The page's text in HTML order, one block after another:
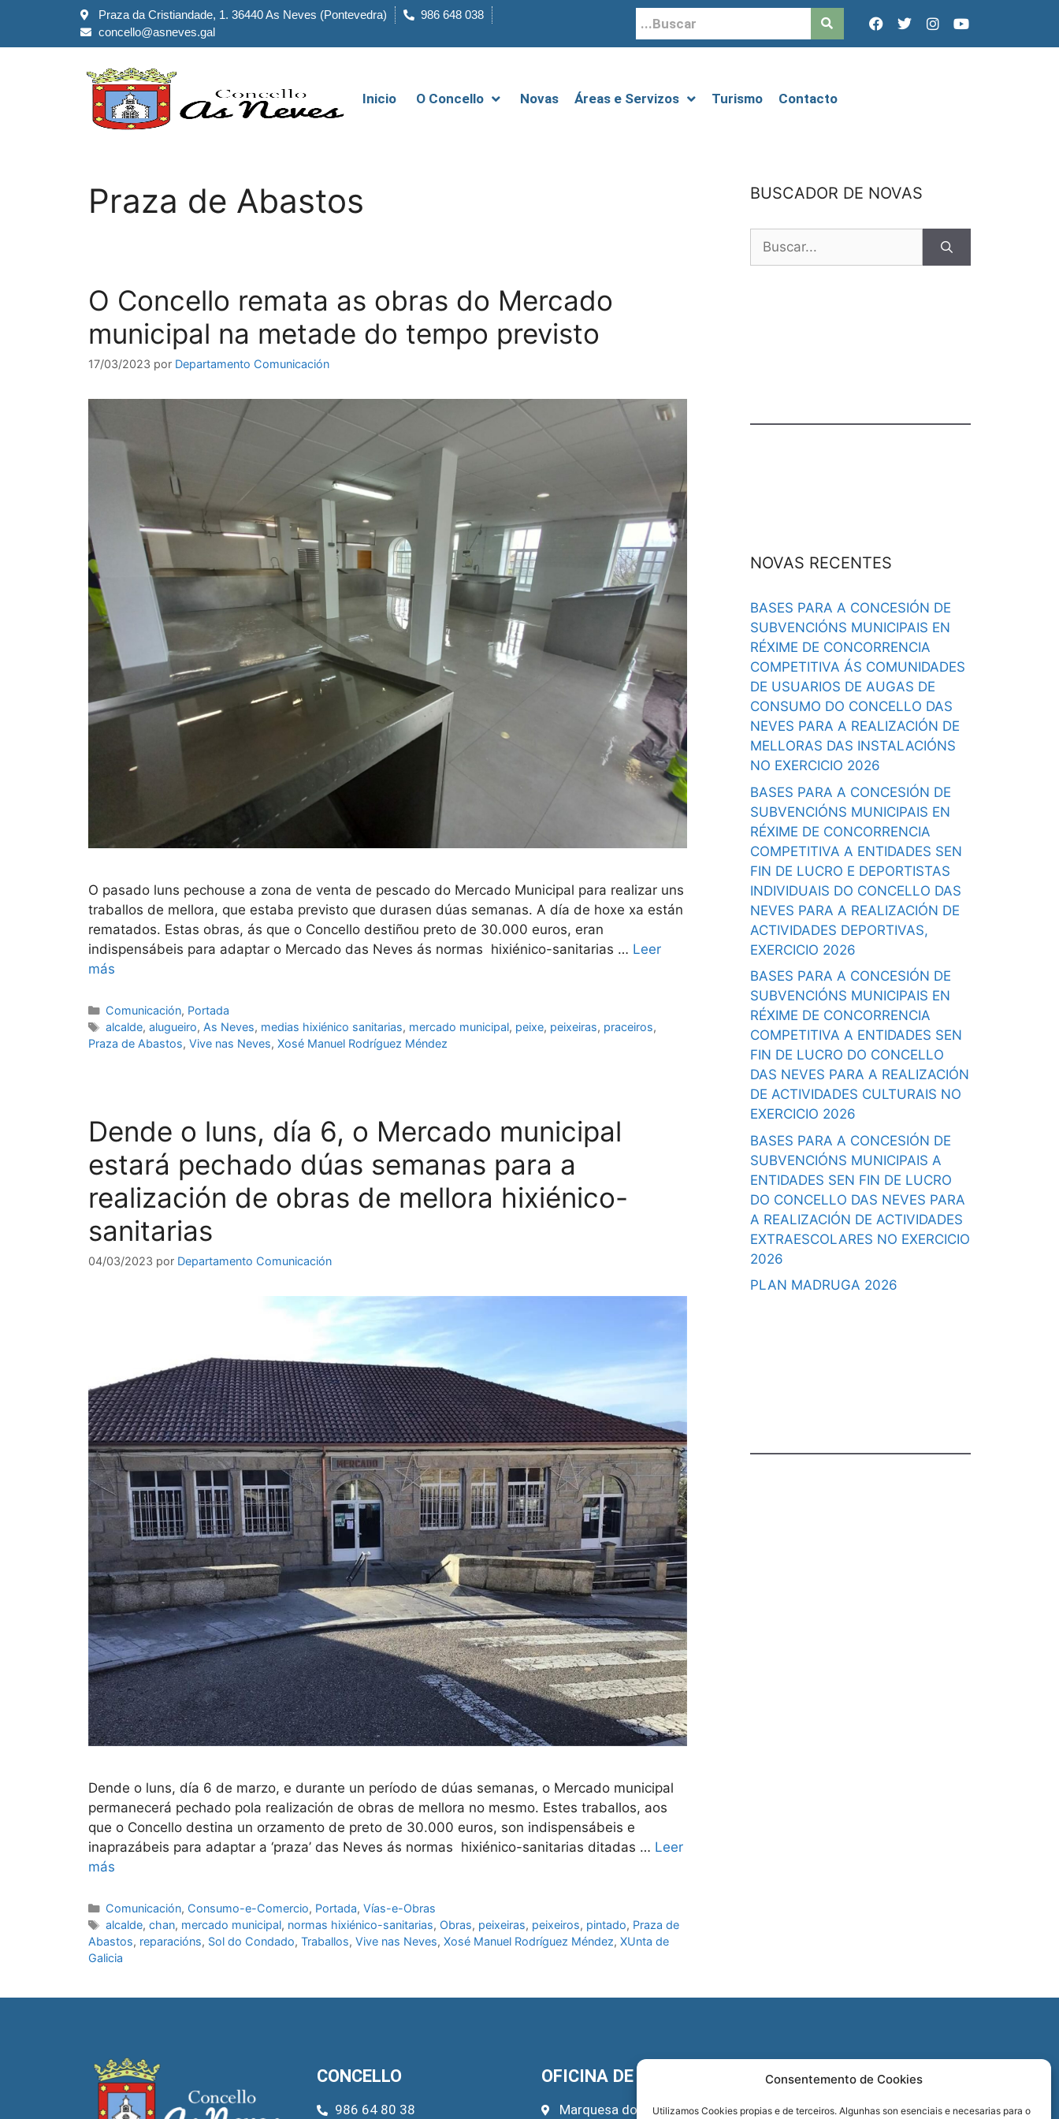
Consentemento de Cookies
Utilizamos Cookies propias e de terceiros. Algunhas son esenciais e necesarias para o
Praza da Cristiandade, 1. 36440 As Neves (Pontevedra)
986 648 038
concello@asneves.gal
Inicio O Concello Novas Áreas e Servizos Turismo Contacto
Praza de Abastos
O Concello remata as obras do Mercado
municipal na metade do tempo previsto
17/03/2023 por Departamento Comunicación
O pasado luns pechouse a zona de venta de pescado do Mercado Municipal para realizar uns
traballos de mellora, que estaba previsto que durasen dúas semanas. A día de hoxe xa están
rematados. Estas obras, ás que o Concello destiñou preto de 30.000 euros, eran
indispensábeis para adaptar o Mercado das Neves ás normas hixiénico-sanitarias … Leer
más
Comunicación, Portada
alcalde, alugueiro, As Neves, medias hixiénico sanitarias, mercado municipal, peixe, peixeiras, praceiros,
Praza de Abastos, Vive nas Neves, Xosé Manuel Rodríguez Méndez
Dende o luns, día 6, o Mercado municipal
estará pechado dúas semanas para a
realización de obras de mellora hixiénico-
sanitarias
04/03/2023 por Departamento Comunicación
Dende o luns, día 6 de marzo, e durante un período de dúas semanas, o Mercado municipal
permanecerá pechado pola realización de obras de mellora no mesmo. Estes traballos, aos
que o Concello destina un orzamento de preto de 30.000 euros, son indispensábeis e
inaprazábeis para adaptar a ‘praza’ das Neves ás normas hixiénico-sanitarias ditadas … Leer
más
Comunicación, Consumo-e-Comercio, Portada, Vías-e-Obras
alcalde, chan, mercado municipal, normas hixiénico-sanitarias, Obras, peixeiras, peixeiros, pintado, Praza de
Abastos, reparacións, Sol do Condado, Traballos, Vive nas Neves, Xosé Manuel Rodríguez Méndez, XUnta de
Galicia
BUSCADOR DE NOVAS
NOVAS RECENTES
BASES PARA A CONCESIÓN DE
SUBVENCIÓNS MUNICIPAIS EN
RÉXIME DE CONCORRENCIA
COMPETITIVA ÁS COMUNIDADES
DE USUARIOS DE AUGAS DE
CONSUMO DO CONCELLO DAS
NEVES PARA A REALIZACIÓN DE
MELLORAS DAS INSTALACIÓNS
NO EXERCICIO 2026
BASES PARA A CONCESIÓN DE
SUBVENCIÓNS MUNICIPAIS EN
RÉXIME DE CONCORRENCIA
COMPETITIVA A ENTIDADES SEN
FIN DE LUCRO E DEPORTISTAS
INDIVIDUAIS DO CONCELLO DAS
NEVES PARA A REALIZACIÓN DE
ACTIVIDADES DEPORTIVAS,
EXERCICIO 2026
BASES PARA A CONCESIÓN DE
SUBVENCIÓNS MUNICIPAIS EN
RÉXIME DE CONCORRENCIA
COMPETITIVA A ENTIDADES SEN
FIN DE LUCRO DO CONCELLO
DAS NEVES PARA A REALIZACIÓN
DE ACTIVIDADES CULTURAIS NO
EXERCICIO 2026
BASES PARA A CONCESIÓN DE
SUBVENCIÓNS MUNICIPAIS A
ENTIDADES SEN FIN DE LUCRO
DO CONCELLO DAS NEVES PARA
A REALIZACIÓN DE ACTIVIDADES
EXTRAESCOLARES NO EXERCICIO
2026
PLAN MADRUGA 2026
CONCELLO
986 64 80 38
OFICINA DE TURISMO
Marquesa do Pazo, 22
REDES SOCIAIS